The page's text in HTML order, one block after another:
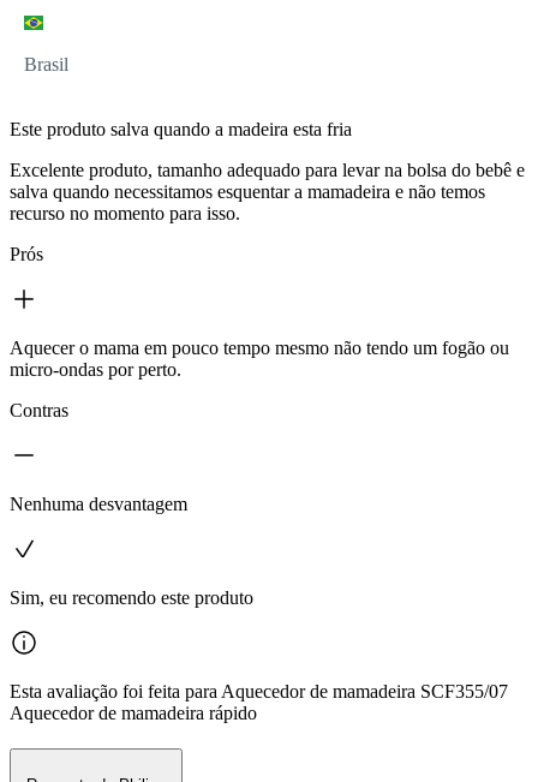
Brasil
Este produto salva quando a madeira esta fria
Excelente produto, tamanho adequado para levar na bolsa do bebê e
salva quando necessitamos esquentar a mamadeira e não temos
recurso no momento para isso.
Prós
Aquecer o mama em pouco tempo mesmo não tendo um fogão ou
micro-ondas por perto.
Contras
Nenhuma desvantagem
Sim, eu recomendo este produto
Esta avaliação foi feita para Aquecedor de mamadeira SCF355/07
Aquecedor de mamadeira rápido